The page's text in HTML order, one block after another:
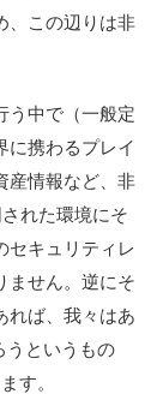
、この辺りは非
う中で（一般定
に携わるプレイ
産情報など、非
れた環境にそ
セキュリティレ
ません。逆にそ
れば、我々はあ
うというもの
す。